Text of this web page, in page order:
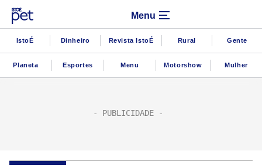
Menu
IstoÉ Dinheiro Revista IstoÉ Rural Gente
Planeta Esportes Menu Motorshow Mulher